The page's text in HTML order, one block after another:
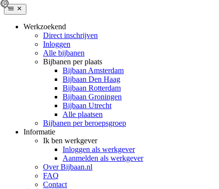
Werkzoekend
Direct inschrijven
Inloggen
Alle bijbanen
Bijbanen per plaats
Bijbaan Amsterdam
Bijbaan Den Haag
Bijbaan Rotterdam
Bijbaan Groningen
Bijbaan Utrecht
Alle plaatsen
Bijbanen per beroepsgroep
Informatie
Ik ben werkgever
Inloggen als werkgever
Aanmelden als werkgever
Over Bijbaan.nl
FAQ
Contact